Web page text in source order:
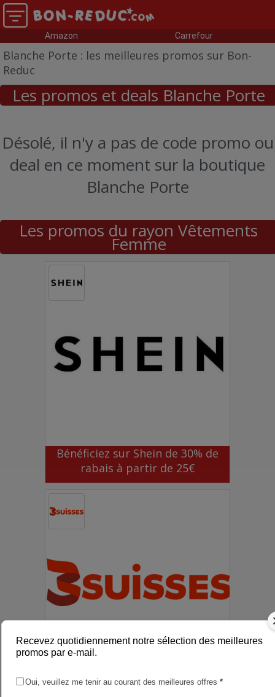
Amazon Carrefour
Blanche Porte : les meilleures promos sur Bon-
Reduc
Les promos et deals Blanche Porte
Désolé, il n'y a pas de code promo ou
deal en ce moment sur la boutique
Blanche Porte
Les promos du rayon Vêtements
Femme
Bénéficiez sur Shein de 30% de
rabais à partir de 25€
15% de rabais chez 3 Suisses
Recevez quotidiennement notre sélection des meilleures
promos par e-mail.
Oui, veuillez me tenir au courant des meilleures offres *